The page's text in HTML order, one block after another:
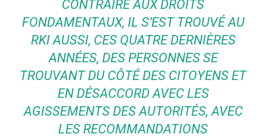
CONTRAIRE AUX DROITS
FONDAMENTAUX, IL S’EST TROUVÉ AU
RKI AUSSI, CES QUATRE DERNIÈRES
ANNÉES, DES PERSONNES SE
TROUVANT DU CÔTÉ DES CITOYENS ET
EN DÉSACCORD AVEC LES
AGISSEMENTS DES AUTORITÉS, AVEC
LES RECOMMANDATIONS